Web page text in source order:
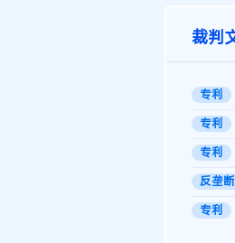
裁判
专利
专利
专利
反垄断
专利